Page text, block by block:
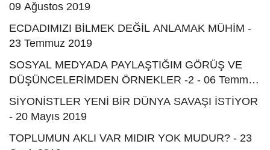
09 Ağustos 2019
ECDADIMIZI BİLMEK DEĞİL ANLAMAK MÜHİM -
23 Temmuz 2019
SOSYAL MEDYADA PAYLAŞTIĞIM GÖRÜŞ VE
DÜŞÜNCELERİMDEN ÖRNEKLER -2 - 06 Temmuz
2019
SİYONİSTLER YENİ BİR DÜNYA SAVAŞI İSTİYOR
- 20 Mayıs 2019
TOPLUMUN AKLI VAR MIDIR YOK MUDUR? - 23